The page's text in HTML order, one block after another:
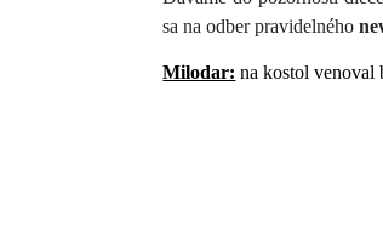
sa na odber pravidelného
Milodar: na kostol venoval